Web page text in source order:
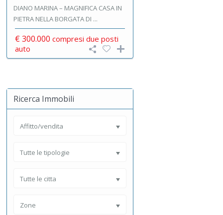
DIANO MARINA – MAGNIFICA CASA IN
PIETRA NELLA BORGATA DI ...
€ 300.000compresi due posti
auto
Ricerca Immobili
Affitto/vendita
Tutte le tipologie
Tutte le citta
Zone